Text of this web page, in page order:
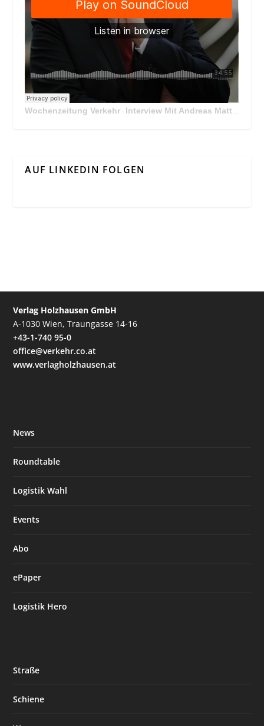
Wochenzeitung Verkehr · Interview Mit Andreas Matthä, CEO der ÖBB Holding
AUF LINKEDIN FOLGEN
Verlag Holzhausen GmbH
A-1030 Wien, Traungasse 14-16
+43-1-740 95-0
office@verkehr.co.at
www.verlagholzhausen.at
News
Roundtable
Logistik Wahl
Events
Abo
ePaper
Logistik Hero
Straße
Schiene